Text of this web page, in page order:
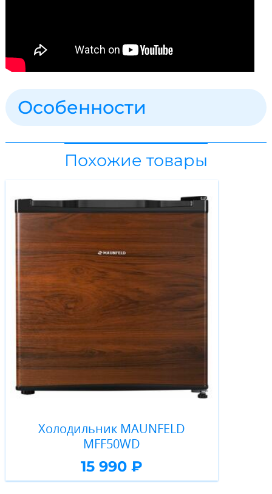
Особенности
Похожие товары
Холодильник MAUNFELD
MFF50WD
15 990 ₽